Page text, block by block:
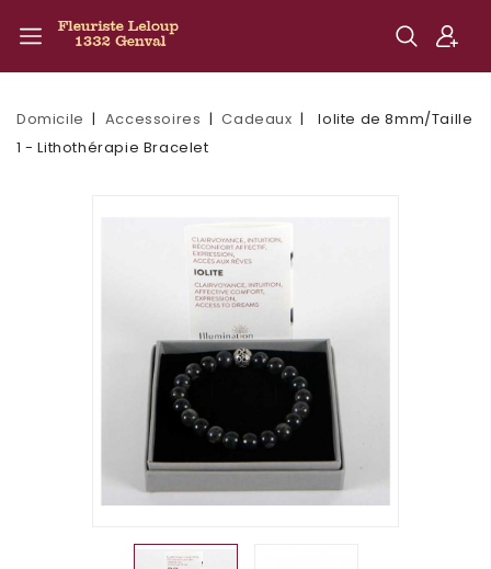
Domicile Accessoires Cadeaux
Iolite de 8mm/Taille
1 - Lithothérapie Bracelet